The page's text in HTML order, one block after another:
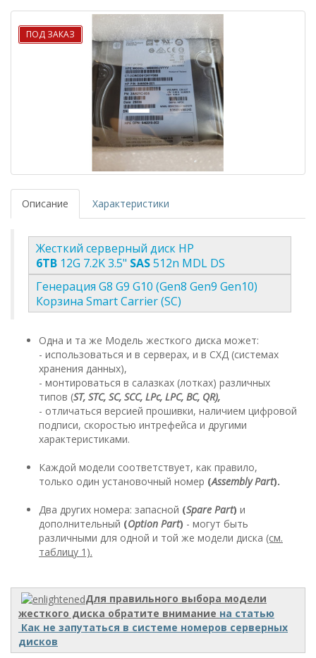
ПОД ЗАКАЗ
Описание Характеристики
Жесткий серверный диск HP
6TB 12G 7.2K 3.5" SAS512n MDL DS
Генерация G8 G9 G10 (Gen8 Gen9 Gen10)
Корзина Smart Carrier (SC)
Одна и та же Модель жесткого диска может:
- использоваться и в серверах, и в СХД (системах
хранения данных),
- монтироваться в салазках (лотках) различных
типов (ST, STC, SC, SCC, LPc, LPC, BC, QR),
- отличаться версией прошивки, наличием цифровой
подписи, скоростью интрефейса и другими
характеристиками.
Каждой модели соответствует, как правило,
только один установочный номер (Assembly Part).
Два других номера: запасной (Spare Part) и
дополнительный (Option Part) - могут быть
различными для одной и той же модели диска (см.
таблицу 1).
Для правильного выбора модели
жесткого диска обратите внимание на статью
Как не запутаться в системе номеров серверных
дисков